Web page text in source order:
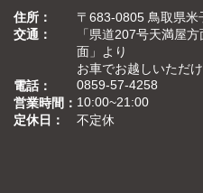
住所
〒683-0805 鳥取県米
交通
「県道207号天満屋
面」より
お車でお越しいただけ
電話
0859-57-4258
営業時間
10:00~21:00
定休日
不定休